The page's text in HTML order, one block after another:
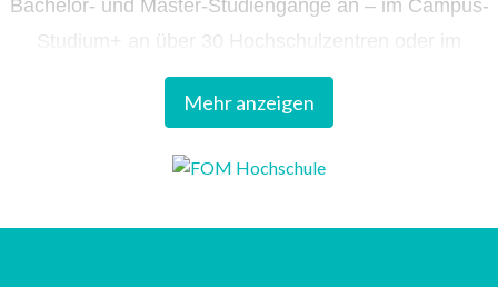
Mehr anzeigen
Bachelor- und Master-Studiengänge an – im Campus-
Studium+ an über 30 Hochschulzentren oder im
ortsunabhängigen Digitalen Live-Studium aus den FOM
Studios.